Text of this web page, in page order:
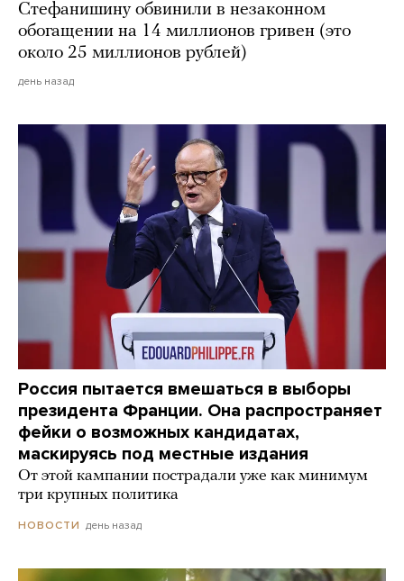
Стефанишину обвинили в незаконном
обогащении на 14 миллионов гривен (это
около 25 миллионов рублей)
день назад
Россия пытается вмешаться в выборы
президента Франции. Она распространяет
фейки о возможных кандидатах,
маскируясь под местные издания
От этой кампании пострадали уже как минимум
три крупных политика
НОВОСТИ день назад